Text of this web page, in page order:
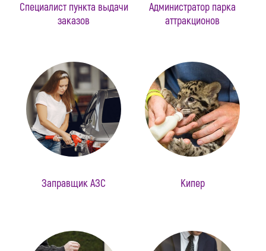
Специалист пункта выдачи
заказов
Администратор парка
аттракционов
Заправщик АЗС Кипер